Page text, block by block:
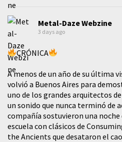
Metal-Daze Webzine
3 days ago
CRÓNICA
A menos de un año de su última
volvió a Buenos Aires para
uno de los grandes arquitectos
un sonido que nunca terminó de
compañía sostuvieron una
escuela con clásicos de
the Ancients que desataron el